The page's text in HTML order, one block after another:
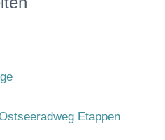
Etappen